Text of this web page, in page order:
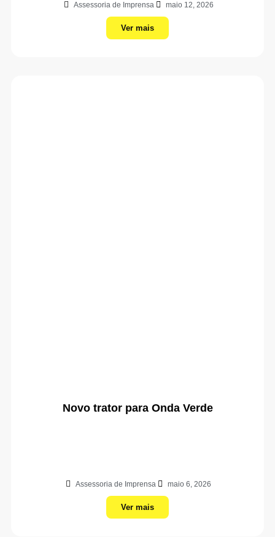
Assessoria de Imprensa maio 12, 2026
Ver mais
Novo trator para Onda Verde
Assessoria de Imprensa maio 6, 2026
Ver mais